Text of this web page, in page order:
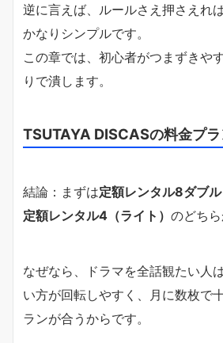
逆に言えば、ルールさえ押さえれ
かなりシンプルです。
この章では、初心者がつまずきや
りで潰します。
TSUTAYA DISCASの料金プ
結論：まずは定額レンタル8ダブル
定額レンタル4（ライト） のどちら
なぜなら、ドラマを全話観たい人
い方が回転しやすく、月に数枚で
ランが合うからです。